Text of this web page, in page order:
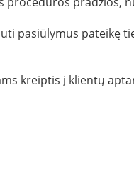
pasiūlymus pateikę
kreiptis į klientų